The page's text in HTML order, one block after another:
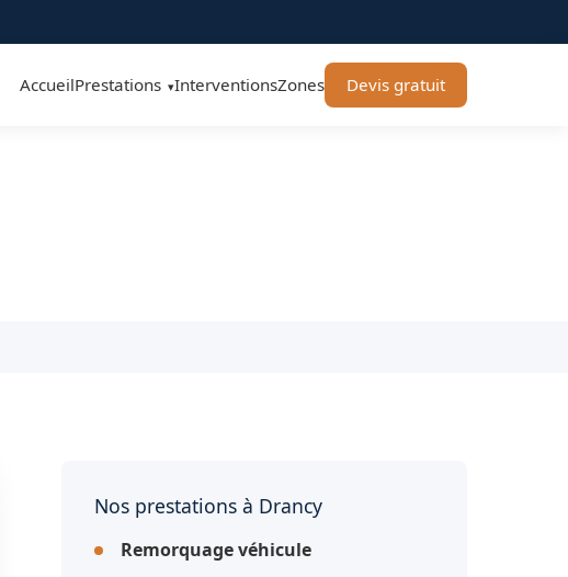
AccueilPrestations ▾InterventionsZones Devis gratuit
Nos prestations à Drancy
Remorquage véhicule